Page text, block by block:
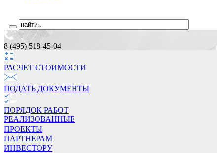
8 (495) 518-45-04
РАСЧЕТ СТОИМОCТИ
ПОДАТЬ ДОКУМЕНТЫ
ПОРЯДОК РАБОТ
РЕАЛИЗОВАННЫЕ
ПРОЕКТЫ
ПАРТНЕРАМ
ИНВЕСТОРУ